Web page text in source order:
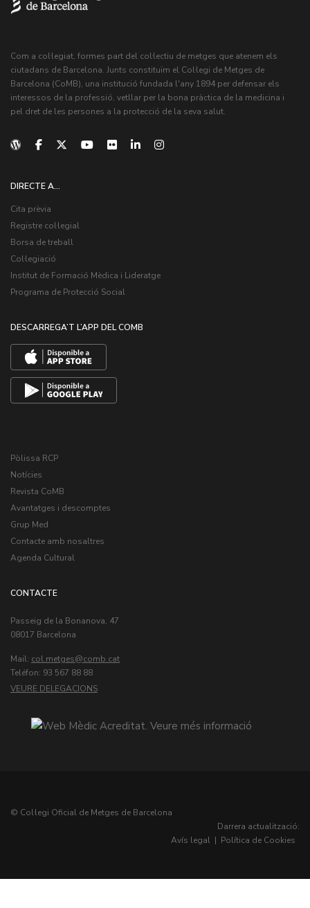
Com a col·legiat, formes part del col·lectiu de metges que atenem els
ciutadans de Barcelona. Junts constituïm el Col·legi de Metges de
Barcelona (CoMB), una institució fundada l'any 1894 per defensar els
interessos de la professió, vetllar per la bona pràctica de la medicina i
pel dret de les persones a la protecció de la seva salut.
DIRECTE A...
Cita prèvia
Registre col·legial
Borsa de treball
Col·legiació
Institut de Formació Mèdica i Lideratge
Programa de Protecció Social
DESCARREGA’T L’APP DEL COMB
Pòlissa RCP
Notícies
Revista CoMB
Avantatges i descomptes
Grup Med
Contacte amb nosaltres
Agenda Cultural
CONTACTE
Passeig de la Bonanova, 47
08017 Barcelona
Mail: col.metges
Teléfon: 93 567 88 88
VEURE DELEGACIONS
© Col·legi Oficial de Metges de Barcelona
Darrera actualització:
Avís legal | Política de Cookies